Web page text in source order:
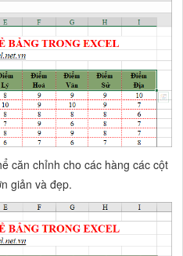
căn chỉnh cho các hàng các cột
giản và đẹp.